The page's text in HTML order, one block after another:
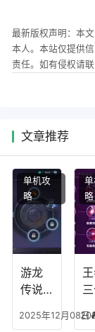
最新版权声明：本
本人。本站仅提供
责任。如有侵权请联
文章推荐
游龙
传说
2025年12月08日
单机攻
略
加
略